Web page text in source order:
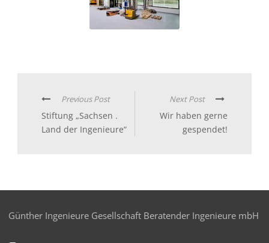
Previous Post
Stiftung „Sachsen .
Land der Ingenieure“
Next Post
Wir haben gerne
gespendet!
Günther Ingenieure Gesellschaft Beratender Ingenieure mbH